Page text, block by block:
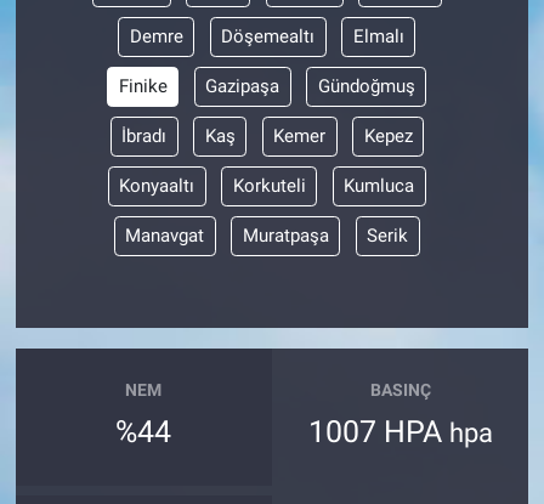
Demre Döşemealtı Elmalı
Finike Gazipaşa Gündoğmuş
İbradı Kaş Kemer Kepez
Konyaaltı Korkuteli Kumluca
Manavgat Muratpaşa Serik
NEM
%44
BASINÇ
1007 HPA hpa